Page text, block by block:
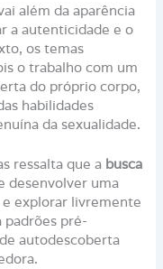
além da aparência
a autenticidade e o
os temas
o trabalho com um
do próprio corpo,
habilidades
da sexualidade.
ressalta que a busca
desenvolver uma
explorar livremente
padrões pré-
autodescoberta